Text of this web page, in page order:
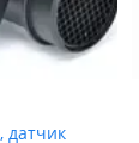
датчик